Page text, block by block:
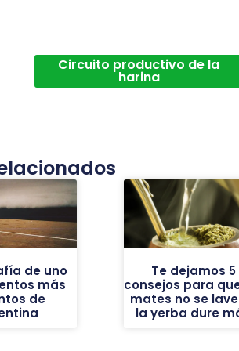
Circuito productivo de la
harina
de uno
más
de
Te dejamos 5
consejos para
mates no se
la yerba dure